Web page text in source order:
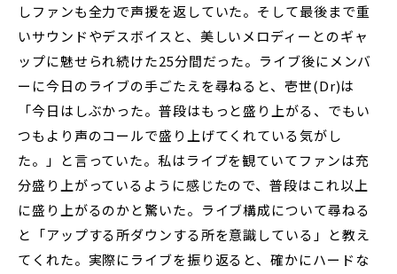
しファンも全力で声援を返していた。そして最後まで重
いサウンドやデスボイスと、美しいメロディーとのギャ
ップに魅せられ続けた25分間だった。ライブ後にメンバ
ーに今日のライブの手ごたえを尋ねると、壱世(Dr)は
「今日はしぶかった。普段はもっと盛り上がる、でもい
つもより声のコールで盛り上げてくれている気がし
た。」と言っていた。私はライブを観ていてファンは充
分盛り上がっているように感じたので、普段はこれ以上
に盛り上がるのかと驚いた。ライブ構成について尋ねる
と「アップする所ダウンする所を意識している」と教え
てくれた。実際にライブを振り返ると、確かにハードな